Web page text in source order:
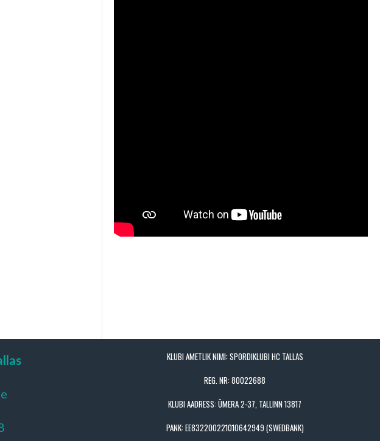
KLUBI AMETLIK NIMI: SPORDIKLUBI HC TALLAS
REG. NR: 80022688
KLUBI AADRESS: ÜMERA 2-37, TALLINN 13817
PANK: EE832200221010642949 (SWEDBANK)